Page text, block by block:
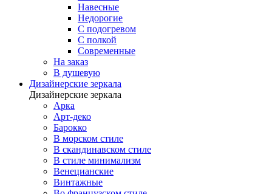
Навесные
Недорогие
С подогревом
С полкой
Современные
На заказ
В душевую
Дизайнерские зеркала
Дизайнерские зеркала
Арка
Арт-деко
Барокко
В морском стиле
В скандинавском стиле
В стиле минимализм
Венецианские
Винтажные